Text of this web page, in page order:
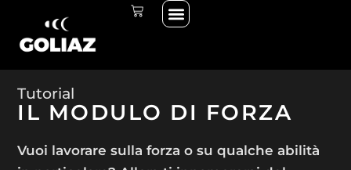
contenuto
Menu
CARRELLO
Tutorial
IL MODULO DI FORZA
Vuoi lavorare sulla forza o su qualche abilità